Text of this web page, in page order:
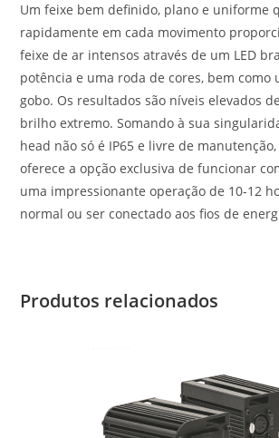
Um feixe bem definido, plano e uniforme
rapidamente em cada movimento
feixe de ar intensos através de um LED
potência e uma roda de cores, bem como
gobo. Os resultados são níveis elevados
brilho extremo. Somando à sua
head não só é IP65 e livre de
oferece a opção exclusiva de funcionar
uma impressionante operação de 10-12
normal ou ser conectado aos fios de
Produtos relacionados